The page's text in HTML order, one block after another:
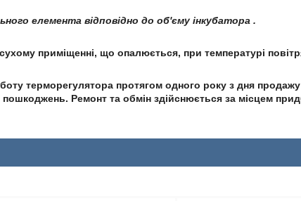
елемента відповідно до об'єму інкубатора .
приміщенні, що опалюється, при температурі
терморегулятора протягом одного року з дня
пошкоджень. Ремонт та обмін здійснюється за місцем